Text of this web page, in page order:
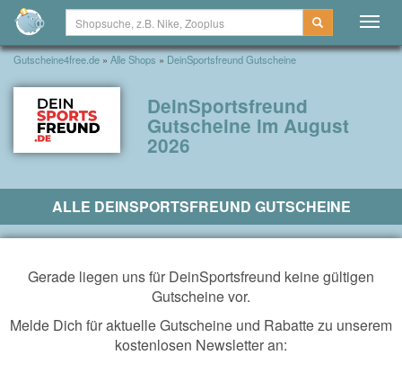
Gutscheine4free.de » Alle Shops » DeinSportsfreund Gutscheine
DeinSportsfreund
Gutscheine im August
2026
ALLE DEINSPORTSFREUND GUTSCHEINE
Gerade liegen uns für DeinSportsfreund keine gültigen
Gutscheine vor.
Melde Dich für aktuelle Gutscheine und Rabatte zu unserem
kostenlosen Newsletter an: